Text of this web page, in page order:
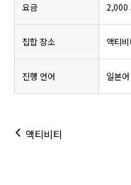
요금 2,000
집합 장소 액티
진행 언어 일본어
액티비티